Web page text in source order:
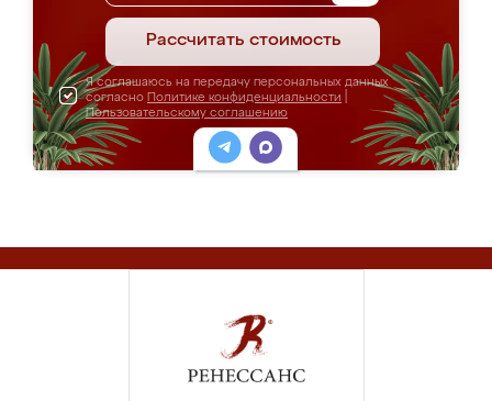
Рассчитать стоимость
Я соглашаюсь на передачу персональных данных
согласно Политике конфиденциальности
Пользовательскому соглашению